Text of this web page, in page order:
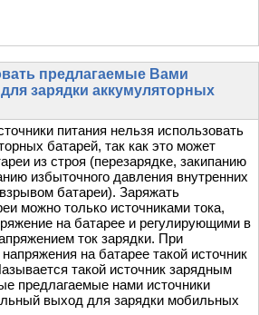
предлагаемые Вами
зарядки аккумуляторных
питания нельзя использовать
батарей, так как это может
из строя (перезарядке, закипанию
избыточного давления внутренних
батареи). Заряжать
можно только источниками тока,
на батарее и регулирующими в
ток зарядки. При
на батарее такой источник
такой источник зарядным
предлагаемые нами источники
выход для зарядки мобильных